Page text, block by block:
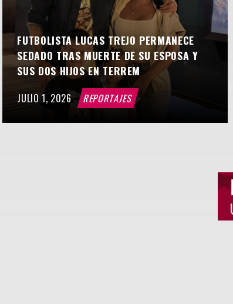
FUTBOLISTA LUCAS TREJO PERMANECE
SEDADO TRAS MUERTE DE SU ESPOSA Y
SUS DOS HIJOS EN TERREM
JULIO 1, 2026 REPORTAJES